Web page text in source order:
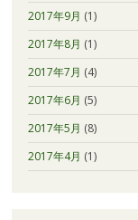
2017年9月 (1)
2017年8月 (1)
2017年7月 (4)
2017年6月 (5)
2017年5月 (8)
2017年4月 (1)